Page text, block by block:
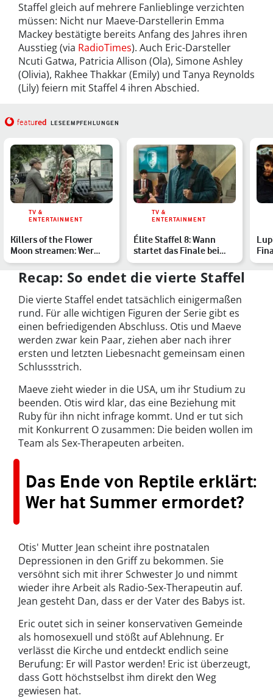
Staffel gleich auf mehrere Fanlieblinge verzichten
müssen: Nicht nur Maeve-Darstellerin Emma
Mackey bestätigte bereits Anfang des Jahres ihren
Ausstieg (via RadioTimes). Auch Eric-Darsteller
Ncuti Gatwa, Patricia Allison (Ola), Simone Ashley
(Olivia), Rakhee Thakkar (Emily) und Tanya Reynolds
(Lily) feiern mit Staffel 4 ihren Abschied.
featured LESEEMPFEHLUNGEN
TV &
ENTERTAINMENT
Killers of the Flower
Moon streamen: Wer
zeigt den neuen
DiCaprio…
TV &
ENTERTAINMENT
Élite Staffel 8: Wann
startet das Finale bei
Netflix?
Recap: So endet die vierte Staffel
Die vierte Staffel endet tatsächlich einigermaßen
rund. Für alle wichtigen Figuren der Serie gibt es
einen befriedigenden Abschluss. Otis und Maeve
werden zwar kein Paar, ziehen aber nach ihrer
ersten und letzten Liebesnacht gemeinsam einen
Schlussstrich.
Maeve zieht wieder in die USA, um ihr Studium zu
beenden. Otis wird klar, das eine Beziehung mit
Ruby für ihn nicht infrage kommt. Und er tut sich
mit Konkurrent O zusammen: Die beiden wollen im
Team als Sex-Therapeuten arbeiten.
Das Ende von Reptile erklärt:
Wer hat Summer ermordet?
Otis' Mutter Jean scheint ihre postnatalen
Depressionen in den Griff zu bekommen. Sie
versöhnt sich mit ihrer Schwester Jo und nimmt
wieder ihre Arbeit als Radio-Sex-Therapeutin auf.
Jean gesteht Dan, dass er der Vater des Babys ist.
Eric outet sich in seiner konservativen Gemeinde
als homosexuell und stößt auf Ablehnung. Er
verlässt die Kirche und entdeckt endlich seine
Berufung: Er will Pastor werden! Eric ist überzeugt,
dass Gott höchstselbst ihm direkt den Weg
gewiesen hat.